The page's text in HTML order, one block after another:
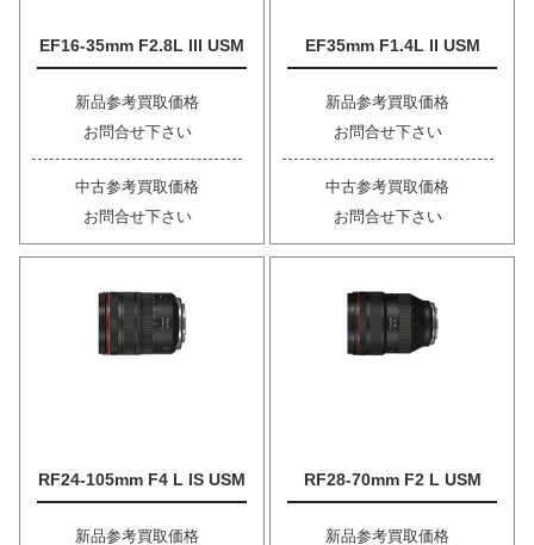
EF16-35mm F2.8L III USM
新品参考買取価格
お問合せ下さい
中古参考買取価格
お問合せ下さい
EF35mm F1.4L II USM
新品参考買取価格
お問合せ下さい
中古参考買取価格
お問合せ下さい
RF24-105mm F4 L IS USM
新品参考買取価格
RF28-70mm F2 L USM
新品参考買取価格